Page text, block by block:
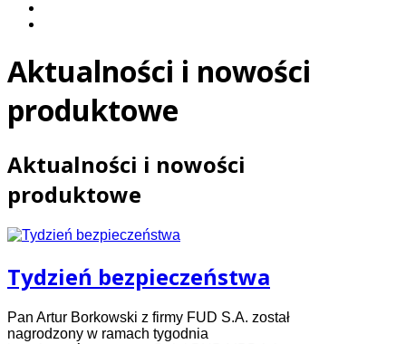
Aktualności i nowości
produktowe
Aktualności i nowości
produktowe
Tydzień bezpieczeństwa
Pan Artur Borkowski z firmy FUD S.A. został
nagrodzony w ramach tygodnia